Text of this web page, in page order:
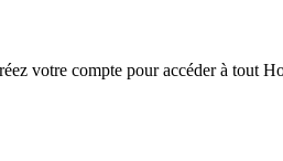
votre compte pour accéder à tout